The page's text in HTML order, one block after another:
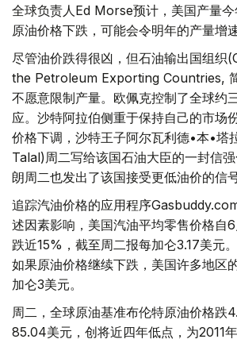
全球负责人Ed Morse预计，美国产量
原油价格下跌，可能会令明年的产量增速
尽管油价跌得很凶，但石油输出国组
the Petroleum Exporting Countries,
不愿意限制产量。欧佩克控制了全球约
应。沙特阿拉伯侧重于保持自己的市场
价格下调，沙特王子阿尔瓦利德•本•
Talal)周二写给该国石油大臣的一封信
朗周二也发出了该国接受更低油价的信号
追踪汽油价格的应用程序
述因素影响，美国汽油平均零售价格自
跌近15%，截至周二报每加仑3.17美元
如果原油价格继续下跌，美国许多地区
加仑3美元。
周二，全球原油基准布伦特原油价格跌
85.04美元，创将近四年低点，为2011